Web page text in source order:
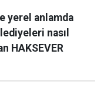
yerel anlamda
nasıl
HAKSEVER